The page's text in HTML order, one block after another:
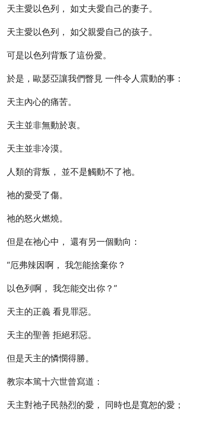
天主愛以色列， 如丈夫愛自己的妻子。
天主愛以色列， 如父親愛自己的孩子。
可是以色列背叛了這份愛。
於是，歐瑟亞讓我們瞥見 一件令人震動的事：
天主內心的痛苦。
天主並非無動於衷。
天主並非冷漠。
人類的背叛， 並不是觸動不了祂。
祂的愛受了傷。
祂的怒火燃燒。
但是在祂心中， 還有另一個動向：
“厄弗辣因啊， 我怎能捨棄你？
以色列啊， 我怎能交出你？”
天主的正義 看見罪惡。
天主的聖善 拒絕邪惡。
但是天主的憐憫得勝。
教宗本篤十六世曾寫道：
天主對祂子民熱烈的愛， 同時也是寬恕的愛；